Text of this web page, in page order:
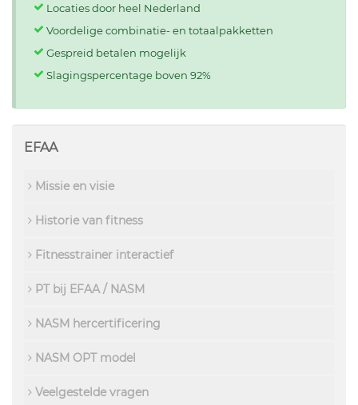
Locaties door heel Nederland
Voordelige combinatie- en totaalpakketten
Gespreid betalen mogelijk
Slagingspercentage boven 92%
EFAA
Missie en visie
Historie van fitness
Fitnesstrainer interactief
PT bij EFAA / NASM
NASM hercertificering
NASM OPT model
Veelgestelde vragen